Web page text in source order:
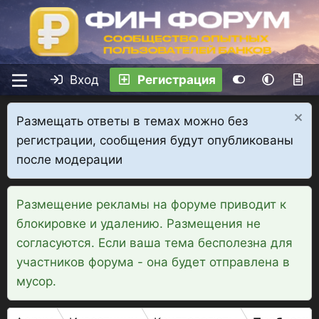
Вход Регистрация
Размещать ответы в темах можно без
регистрации, сообщения будут опубликованы
после модерации
Размещение рекламы на форуме приводит к
блокировке и удалению. Размещения не
согласуются. Если ваша тема бесполезна для
участников форума - она будет отправлена в
мусор.